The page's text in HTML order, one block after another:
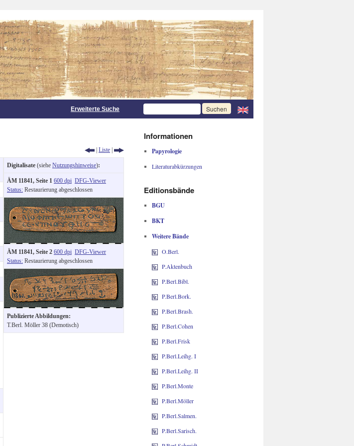
Erweiterte Suche
| Liste |
Digitalisate (siehe Nutzungshinweise):
ÄM 11841, Seite 1 600 dpi DFG-Viewer
Status: Restaurierung abgeschlossen
ÄM 11841, Seite 2 600 dpi DFG-Viewer
Status: Restaurierung abgeschlossen
Publizierte Abbildungen:
T.Berl. Möller 38 (Demotisch)
Informationen
Papyrologie
Literaturabkürzungen
Editionsbände
BGU
BKT
Weitere Bände
O.Berl.
P.Aktenbuch
P.Berl.Bibl.
P.Berl.Bork.
P.Berl.Brash.
P.Berl.Cohen
P.Berl.Frisk
P.Berl.Leihg. I
P.Berl.Leihg. II
P.Berl.Monte
P.Berl.Möller
P.Berl.Salmen.
P.Berl.Sarisch.